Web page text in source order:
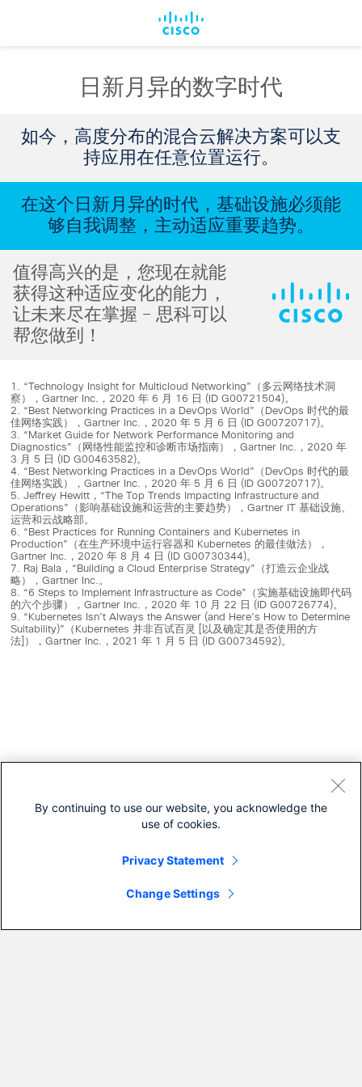
日新月异的数字时代
如今，高度分布的混合云解决方案可以支
持应用在任意位置运行。
在这个日新月异的时代，基础设施必须能
够自我调整，主动适应重要趋势。
值得高兴的是，您现在就能
获得这种适应变化的能力，
让未来尽在掌握 – 思科可以
帮您做到！
1. “Technology Insight for Multicloud Networking”（多云网络技术洞
察），Gartner Inc.，2020 年 6 月 16 日 (ID G00721504)。
2. “Best Networking Practices in a DevOps World”（DevOps 时代的最
佳网络实践），Gartner Inc.，2020 年 5 月 6 日 (ID G00720717)。
3. “Market Guide for Network Performance Monitoring and
Diagnostics”（网络性能监控和诊断市场指南），Gartner Inc.，2020 年
3 月 5 日 (ID G00463582)。
4. “Best Networking Practices in a DevOps World”（DevOps 时代的最
佳网络实践），Gartner Inc.，2020 年 5 月 6 日 (ID G00720717)。
5. Jeffrey Hewitt，“The Top Trends Impacting Infrastructure and
Operations”（影响基础设施和运营的主要趋势），Gartner IT 基础设施、
运营和云战略部。
6. “Best Practices for Running Containers and Kubernetes in
Production”（在生产环境中运行容器和 Kubernetes 的最佳做法），
Gartner Inc.，2020 年 8 月 4 日 (ID G00730344)。
7. Raj Bala，“Building a Cloud Enterprise Strategy”（打造云企业战
略），Gartner Inc.。
8. “6 Steps to Implement Infrastructure as Code”（实施基础设施即代码
的六个步骤），Gartner Inc.，2020 年 10 月 22 日 (ID G00726774)。
9. “Kubernetes Isn’t Always the Answer (and Here’s How to Determine
Suitability)”（Kubernetes 并非百试百灵 [以及确定其是否使用的方
法]），Gartner Inc.，2021 年 1 月 5 日 (ID G00734592)。
By continuing to use our website, you acknowledge the
use of cookies.
Privacy Statement
Change Settings